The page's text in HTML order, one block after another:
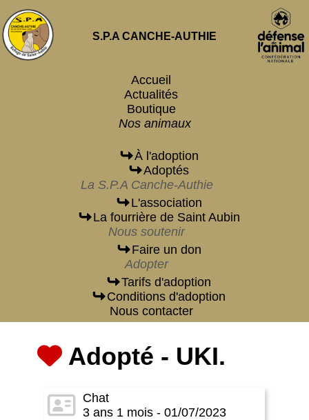
S.P.A CANCHE-AUTHIE
Accueil
Actualités
Boutique
Nos animaux
À l'adoption
Adoptés
La S.P.A Canche-Authie
L'association
La fourrière de Saint Aubin
Nous soutenir
Faire un don
Adopter
Tarifs d'adoption
Conditions d'adoption
Nous contacter
Adopté - UKI.
Chat
3 ans 1 mois - 01/07/2023